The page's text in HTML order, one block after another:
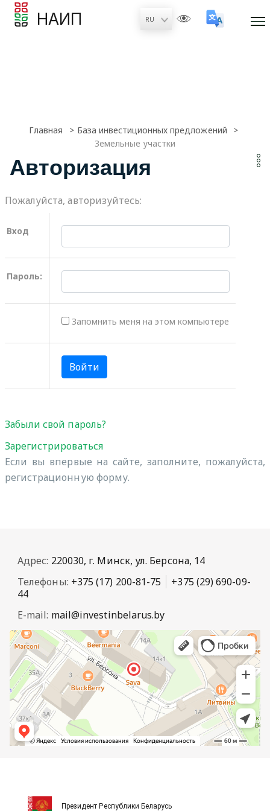
НАИП
Главная
База инвестиционных предложений
Земельные участки
Авторизация
Пожалуйста, авторизуйтесь:
Вход
Пароль:
Запомнить меня на этом компьютере
Забыли свой пароль?
Зарегистрироваться
Если вы впервые на сайте, заполните, пожалуйста,
регистрационную форму.
Адрес: 220030, г. Минск, ул. Берсона, 14
Телефоны: +375 (17) 200-81-75
+375 (29) 690-09-
44
E-mail: mail@investinbelarus.by
Президент Республики Беларусь